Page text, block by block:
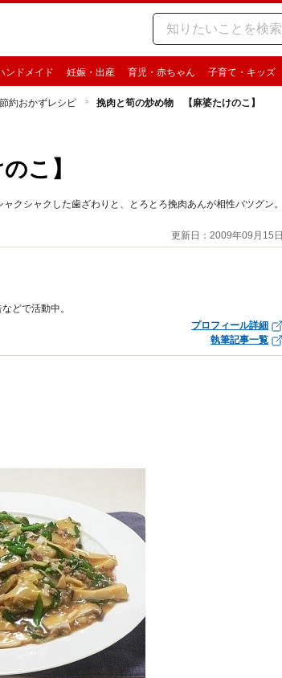
ンドメイド 妊娠・出産 育児・赤ちゃん 子育て・キッズ
節約おかずレシピ 挽肉と筍の炒め物 【麻婆たけのこ】
こ】
クシャクした歯ざわりと、とろとろ挽肉あんが相性バツグン。
更新日：2009年09月15日
どで活動中。
プロフィール詳細
執筆記事一覧